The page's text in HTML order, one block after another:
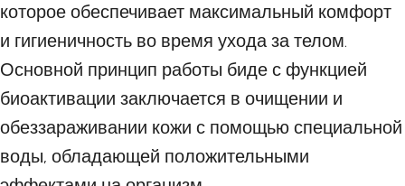
которое обеспечивает максимальный комфорт
и гигиеничность во время ухода за телом.
Основной принцип работы биде с функцией
биоактивации заключается в очищении и
обеззараживании кожи с помощью специальной
воды, обладающей положительными